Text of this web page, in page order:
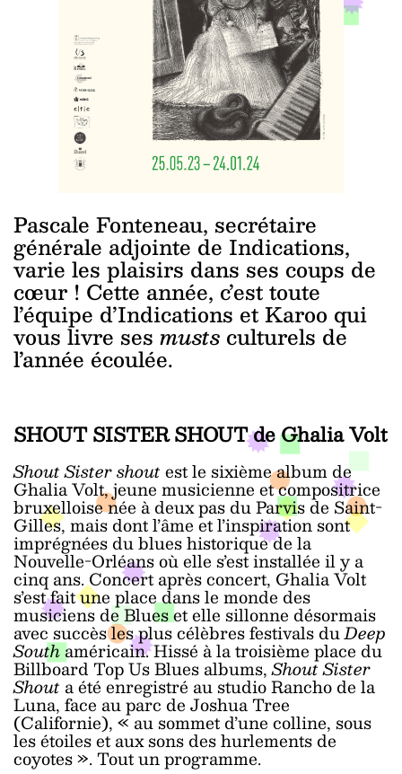
Pascale Fonteneau, secrétaire
générale adjointe de Indications,
varie les plaisirs dans ses coups de
cœur ! Cette année, c’est toute
l’équipe d’Indications et Karoo qui
vous livre ses musts culturels de
l’année écoulée.
SHOUT SISTER SHOUT de Ghalia Volt
Shout Sister shoutest le sixième album de
Ghalia Volt, jeune musicienne et compositrice
bruxelloise née à deux pas du Parvis de Saint-
Gilles, mais dont l’âme et l’inspiration sont
imprégnées du blues historique de la
Nouvelle-Orléans où elle s’est installée il y a
cinq ans. Concert après concert, Ghalia Volt
s’est fait une place dans le monde des
musiciens de Blues et elle sillonne désormais
avec succès les plus célèbres festivals duDeep
Southaméricain. Hissé à la troisième place du
Billboard Top Us Blues albums,Shout Sister
Shout a été enregistré au studio Rancho de la
Luna, face au parc de Joshua Tree
(Californie), « au sommet d’une colline, sous
les étoiles et aux sons des hurlements de
coyotes ». Tout un programme.